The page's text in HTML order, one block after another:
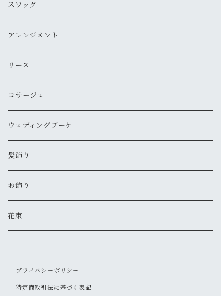
スワッグ
アレンジメント
リース
コサージュ
ウェディングブーケ
髪飾り
お飾り
花束
プライバシーポリシー
特定商取引法に基づく表記